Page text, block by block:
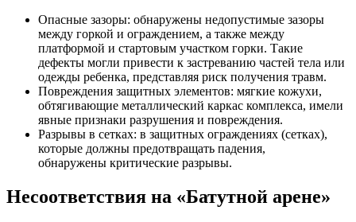
Опасные зазоры: обнаружены недопустимые зазоры
между горкой и ограждением, а также между
платформой и стартовым участком горки. Такие
дефекты могли привести к застреванию частей тела или
одежды ребенка, представляя риск получения травм.
Повреждения защитных элементов: мягкие кожухи,
обтягивающие металлический каркас комплекса, имели
явные признаки разрушения и повреждения.
Разрывы в сетках: в защитных ограждениях (сетках),
которые должны предотвращать падения,
обнаружены критические разрывы.
Несоответствия на «Батутной арене»